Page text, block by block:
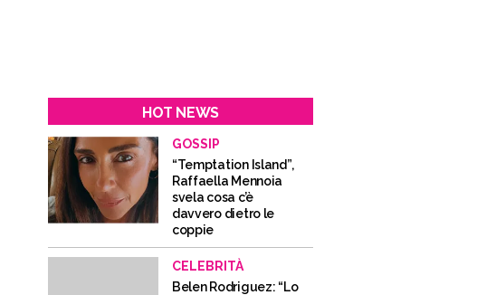
HOT NEWS
GOSSIP
“Temptation Island”,
Raffaella Mennoia
svela cosa c’è
davvero dietro le
coppie
CELEBRITÀ
Belen Rodriguez: “Lo